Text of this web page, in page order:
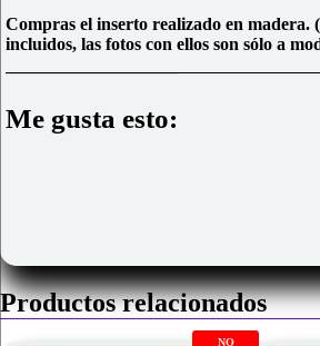
Compras el inserto realizado en madera.
incluidos, las fotos con ellos son sólo a
Me gusta esto:
Productos relacionados
NO